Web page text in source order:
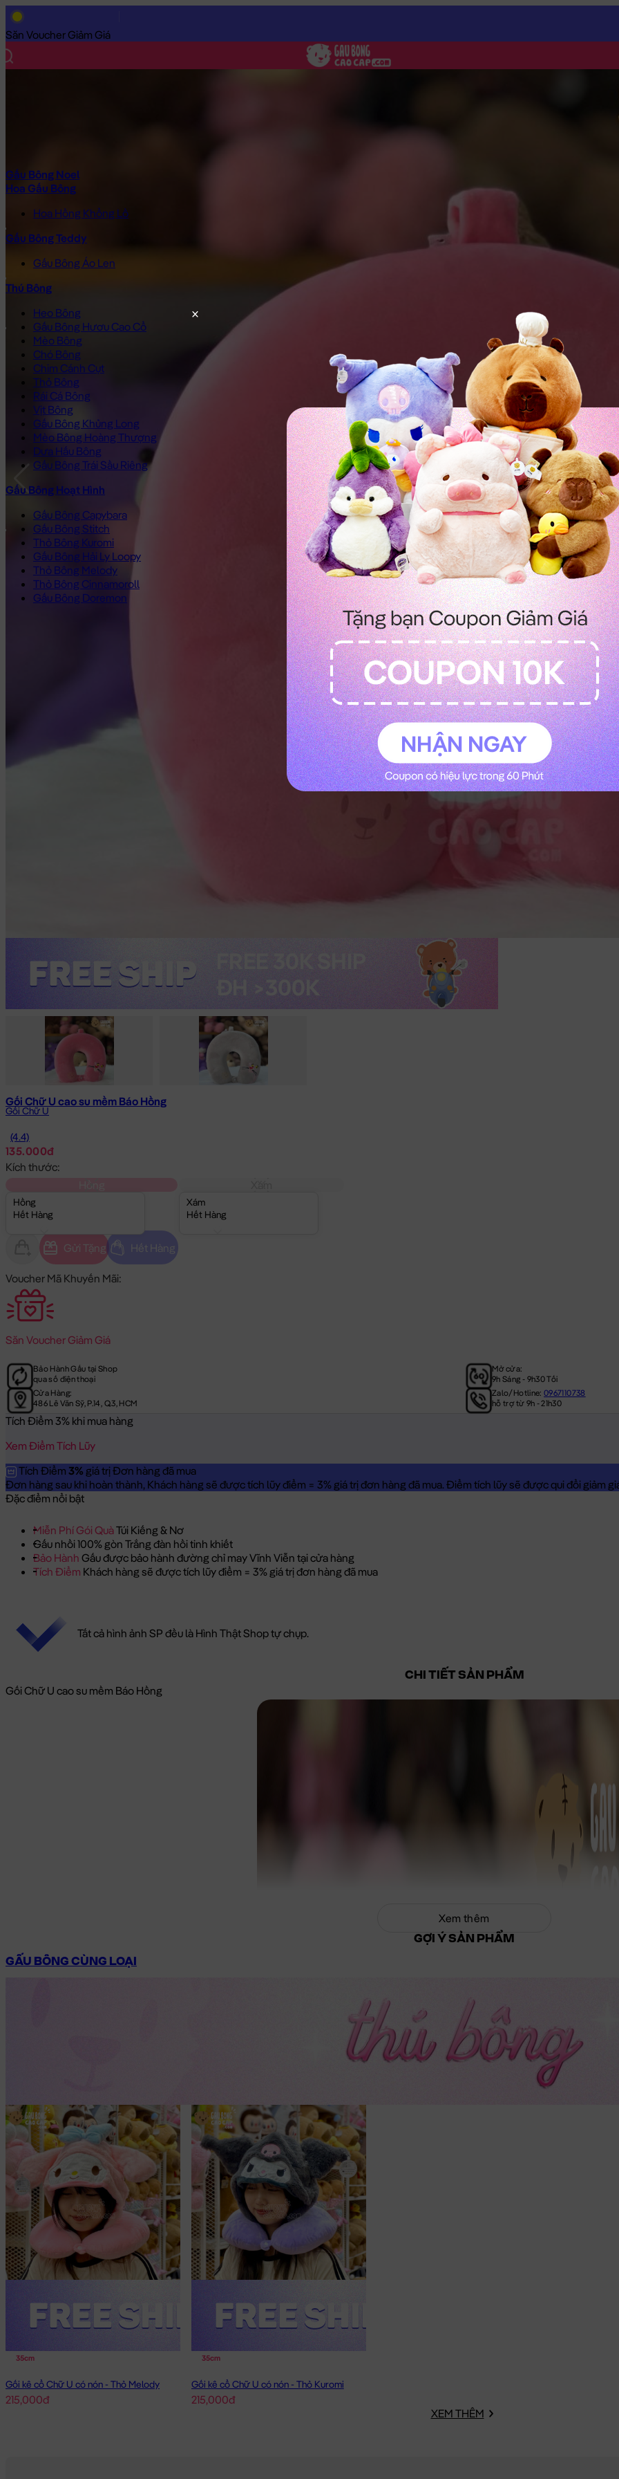
Săn Voucher Giảm Giá
Gấu Bông Noel
Hoa Gấu Bông
Hoa Hồng Khổng Lồ
Gấu Bông Teddy
Gấu Bông Áo Len
Thú Bông
Heo Bông
Gấu Bông Hươu Cao Cổ
Mèo Bông
Chó Bông
Chim Cánh Cụt
Thỏ Bông
Rái Cá Bông
Vịt Bông
Gấu Bông Khủng Long
Mèo Bông Hoàng Thượng
Dưa Hấu Bông
Gấu Bông Trái Sầu Riêng
Gấu Bông Hoạt Hình
Gấu Bông Capybara
Gấu Bông Stitch
Thỏ Bông Kuromi
Gấu Bông Hải Ly Loopy
Thỏ Bông Melody
Thỏ Bông Cinnamoroll
Gấu Bông Doremon
Trang Chủ
Gối Chữ U cao su mềm Báo Hồng
Gối Chữ U
(4.4)
135.000đ
Kích thước:
Hồng
Hết Hàng
Xám
Hết Hàng
Gửi Tặng Hết Hàng
Voucher Mã Khuyến Mãi:
Săn Voucher Giảm Giá
Bảo Hành Gấu tại Shop
qua số điện thoại
Mở cửa:
9h Sáng - 9h30 Tối
Cửa Hàng:
486 Lê Văn Sỹ, P.14, Q.3, HCM
Zalo/Hotline:0967110738
hỗ trợ từ 9h - 21h30
Tích Điểm 3% khi mua hàng
Xem Điểm Tích Lũy
Tích Điểm 3% giá trị Đơn hàng đã mua
Đơn hàng sau khi hoàn thành, Khách hàng sẽ được tích lũy điểm = 3% giá trị đơn hàng đã mua. Điểm tích lũy sẽ được qui đổi giảm
Đặc điểm nổi bật
Miễn Phí Gói QuàTúi Kiếng & Nơ
Gấu nhồi 100% gòn Trắng đàn hồi tinh khiết
Bảo Hành Gấu được bảo hành đường chỉ may Vĩnh Viễn tại cửa hàng
Tích Điểm Khách hàng sẽ được tích lũy điểm = 3% giá trị đơn hàng đã mua
Tất cả hình ảnh SP đều là Hình Thật Shop tự chụp.
CHI TIẾT SẢN PHẨM
Gối Chữ U cao su mềm Báo Hồng
Xem thêm
GỢI Ý SẢN PHẨM
GẤU BÔNG CÙNG LOẠI
35cm
Gối kê cổ Chữ U có nón - Thỏ Melody
215,000đ
35cm
Gối kê cổ Chữ U có nón - Thỏ Kuromi
215,000đ
XEM THÊM